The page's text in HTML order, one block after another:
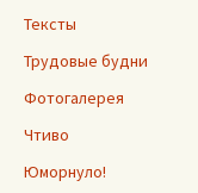
Тексты
Трудовые будни
Фотогалерея
Чтиво
Юморнуло!